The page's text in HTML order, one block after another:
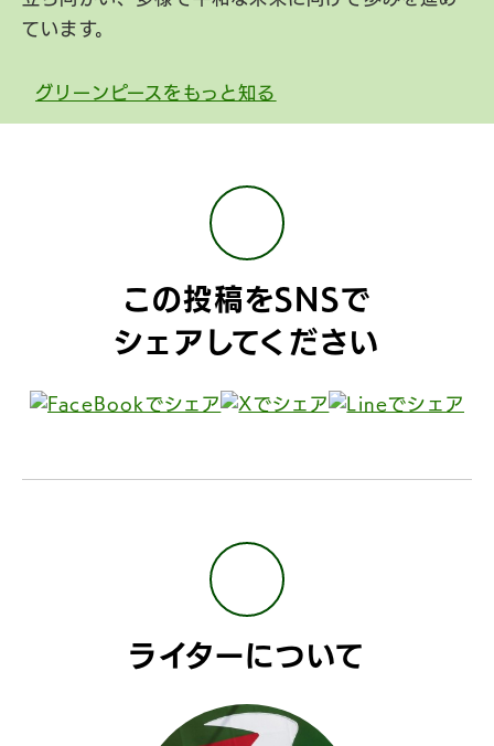
ています。
グリーンピースをもっと知る
この投稿をSNSで
シェアしてください
ライターについて